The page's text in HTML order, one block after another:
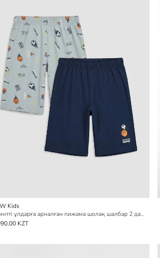
Kids
принтті ұлдарға арналған пижама шолақ шалбар 2 данадан тұратын pack
KZT